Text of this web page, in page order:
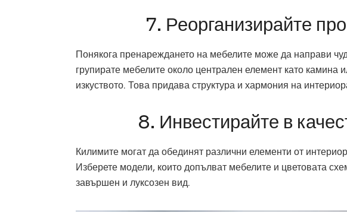
7. Реорганизирайте
Понякога пренареждането на мебелите може да направи
групирате мебелите около централен елемент като камина
изкуството. Това придава структура и хармония на
8. Инвестирайте в
Килимите могат да обединят различни елементи от
Изберете модели, които допълват мебелите и цветовата
завършен и луксозен вид.